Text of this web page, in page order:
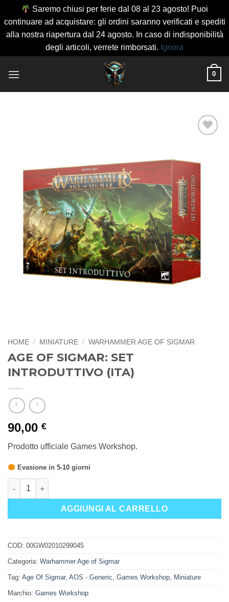
Saremo chiusi per ferie dal 08 al 23 agosto! Puoi
continuare ad acquistare: gli ordini saranno verificati e spediti
alla nostra riapertura dal 24 agosto. In caso di indisponibilità
degli articoli, verrete rimborsati. Ignora
0
dei
HOME / MINIATURE / WARHAMMER AGE OF SIGMAR
AGE OF SIGMAR: SET
INTRODUTTIVO (ITA)
90,00 €
Prodotto ufficiale Games Workshop.
Evasione in 5-10 giorni
AGE OF SIGMAR: SET INTRODUTTIVO (ITA) quantità
AGGIUNGI AL CARRELLO
COD: 00GW02010299045
Categoria: Warhammer Age of Sigmar
Tag: Age Of Sigmar, AOS - Generic Games Workshop Miniature
Marchio: Games Workshop